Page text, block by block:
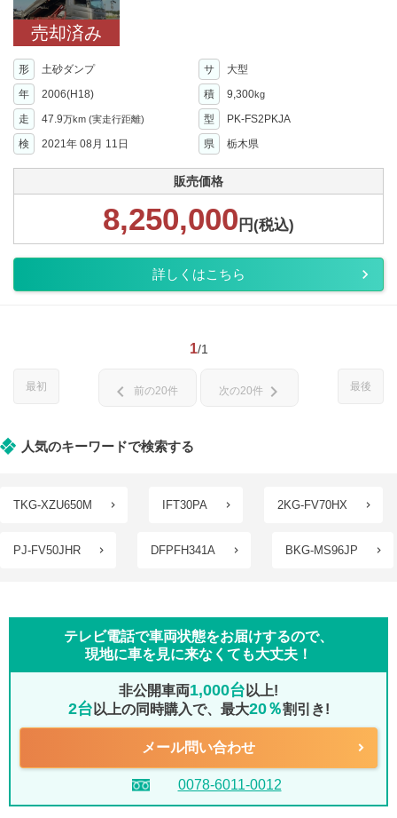
売却済み
形 土砂ダンプ サ
大型
年
2006(H18) 積 9,300kg
走 47.9万km (実走行距離) 型
PK-FS2PKJA
検
2021年 08月 11日 県 栃木県
販売価格
8,250,000 円(税込)
詳しくはこちら
1/1
最初 最後
chevron_left 前の20件 次の20件 chevron_right
人気のキーワードで検索する
TKG-XZU650M IFT30PA 2KG-FV70HX
PJ-FV50JHR DFPFH341A BKG-MS96JP
テレビ電話で車両状態をお届けするので、
現地に車を見に来なくても大丈夫！
非公開車両1,000台 以上!
2台 以上の同時購入で、最大20％割引き!
メール問い合わせ
0078-6011-0012